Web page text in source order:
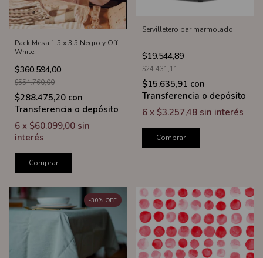
Pack Mesa 1,5 x 3,5 Negro y Off
White
$360.594,00
$554.760,00
$288.475,20 con
Transferencia o depósito
6 x $60.099,00 sin
interés
Comprar
Servilletero bar marmolado
$19.544,89
$24.431,11
$15.635,91 con
Transferencia o depósito
6 x $3.257,48 sin interés
Comprar
-30% OFF